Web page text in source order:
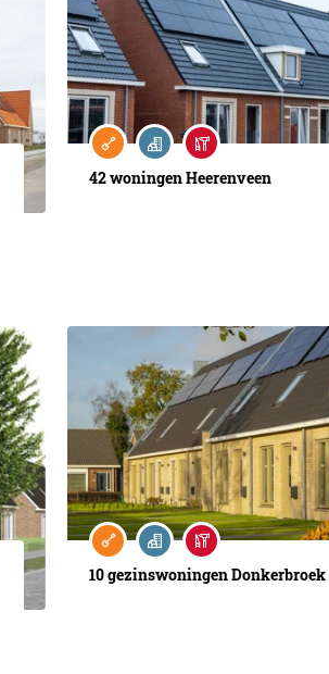
42 woningen Heerenveen
10 gezinswoningen Donkerbroek